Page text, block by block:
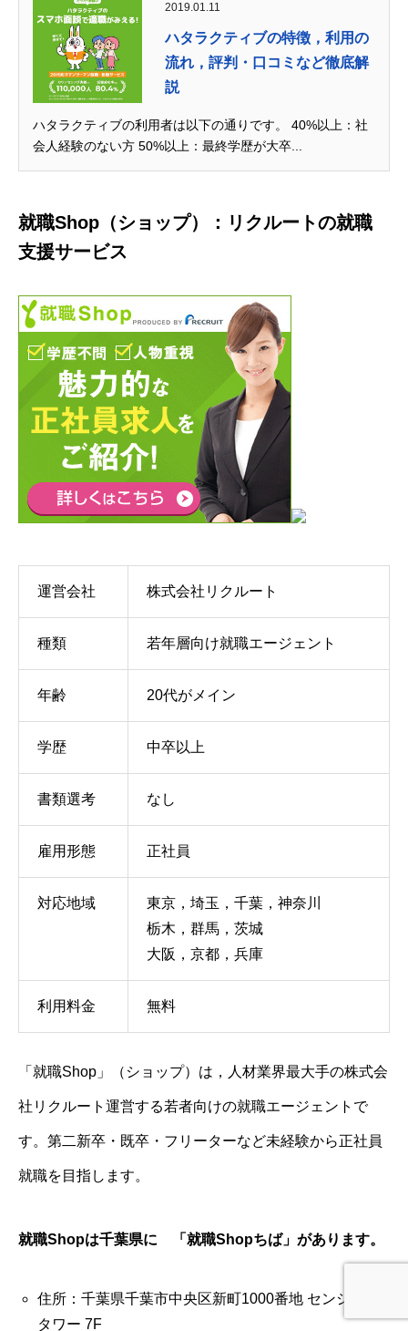
2019.01.11
ハタラクティブの特徴，利用の
流れ，評判・口コミなど徹底解
説
ハタラクティブの利用者は以下の通りです。 40%以上：社
会人経験のない方 50%以上：最終学歴が大卒...
就職Shop（ショップ）：リクルートの就職
支援サービス
運営会社 株式会社リクルート
種類 若年層向け就職エージェント
年齢 20代がメイン
学歴 中卒以上
書類選考 なし
雇用形態 正社員
対応地域
東京，埼玉，千葉，神奈川
栃木，群馬，茨城
大阪，京都，兵庫
利用料金 無料
「就職Shop」（ショップ）は，人材業界最大手の株式会
社リクルート運営する若者向けの就職エージェントで
す。第二新卒・既卒・フリーターなど未経験から正社員
就職を目指します。
就職Shopは千葉県に 「就職Shopちば」があります。
住所：千葉県千葉市中央区新町1000番地 センシティ
タワー 7F